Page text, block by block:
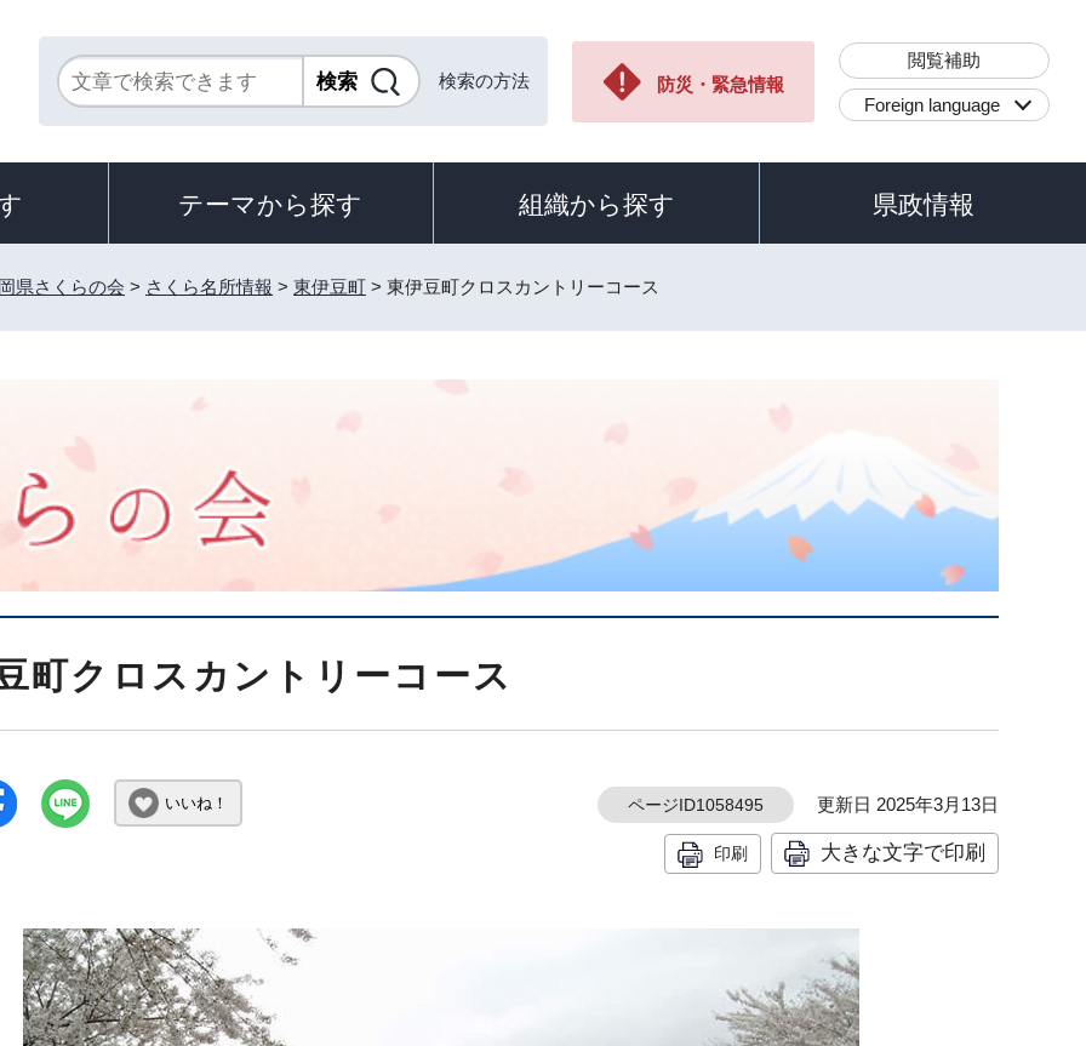
検索の方法 防災・緊急情報
閲覧補助
Foreign language
テーマから探す 組織から探す 県政情報
県さくらの会 > さくら名所情報 > 東伊豆町 > 東伊豆町クロスカントリーコース
町クロスカントリーコース
いいね！ ページID1058495 更新日 2025年3月13日
印刷 大きな文字で印刷